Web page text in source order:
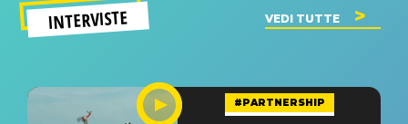
INTERVISTE VEDI TUTTE
#PARTNERSHIP